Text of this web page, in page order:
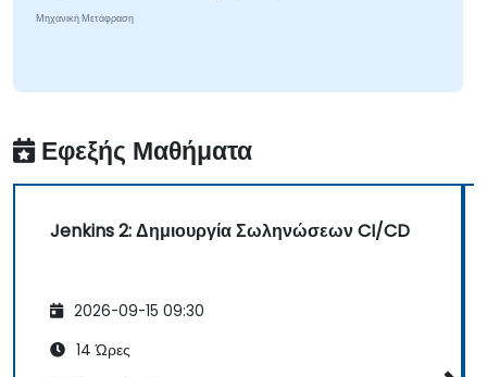
Μηχανική Μετάφραση
Εφεξής Μαθήματα
Jenkins 2: Δημιουργία Σωληνώσεων CI/CD
2026-09-15 09:30
14 Ώρες